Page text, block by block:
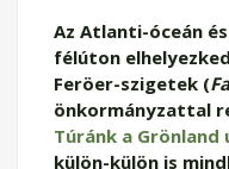
Az Atlanti-óceán
félúton
Feröer-szigetek (
önkormányzattal
Túránk a
külön-külön is